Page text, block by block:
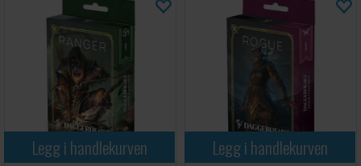
Legg i handlekurven Legg i handlekurven